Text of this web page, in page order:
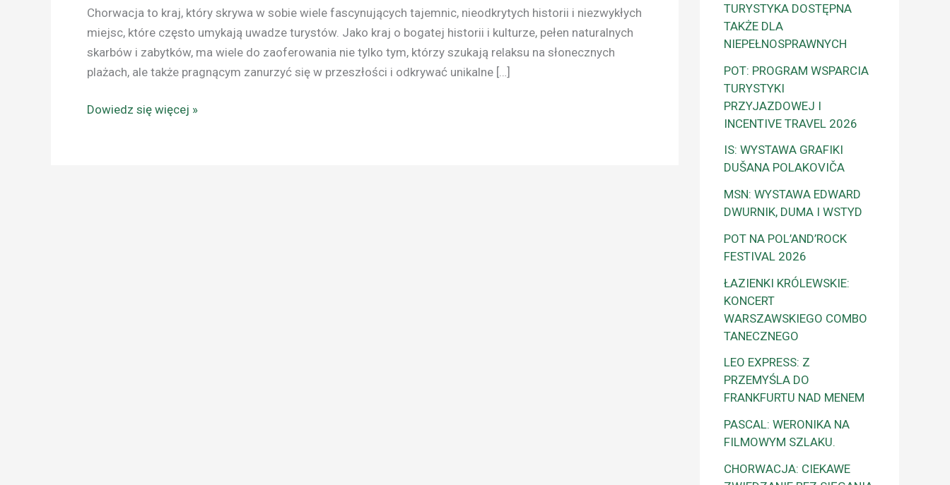
Chorwacja to kraj, który skrywa w sobie wiele fascynujących tajemnic, nieodkrytych historii i niezwykłych
miejsc, które często umykają uwadze turystów. Jako kraj o bogatej historii i kulturze, pełen naturalnych
skarbów i zabytków, ma wiele do zaoferowania nie tylko tym, którzy szukają relaksu na słonecznych
plażach, ale także pragnącym zanurzyć się w przeszłości i odkrywać unikalne […]
Dowiedz się więcej »
TURYSTYKA DOSTĘPNA
TAKŻE DLA
NIEPEŁNOSPRAWNYCH
POT: PROGRAM WSPARCIA
TURYSTYKI
PRZYJAZDOWEJ I
INCENTIVE TRAVEL 2026
IS: WYSTAWA GRAFIKI
DUŠANA POLAKOVIČA
MSN: WYSTAWA EDWARD
DWURNIK, DUMA I WSTYD
POT NA POL’AND’ROCK
FESTIVAL 2026
ŁAZIENKI KRÓLEWSKIE:
KONCERT
WARSZAWSKIEGO COMBO
TANECZNEGO
LEO EXPRESS: Z
PRZEMYŚLA DO
FRANKFURTU NAD MENEM
PASCAL: WERONIKA NA
FILMOWYM SZLAKU.
CHORWACJA: CIEKAWE